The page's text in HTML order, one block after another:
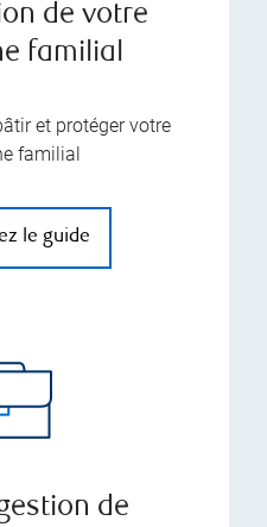
de votre
familial
et protéger votre
familial
le guide
de